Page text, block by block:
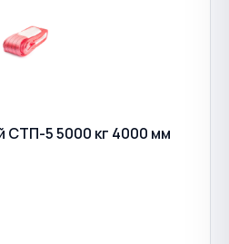
5 5000 кг 4000 мм